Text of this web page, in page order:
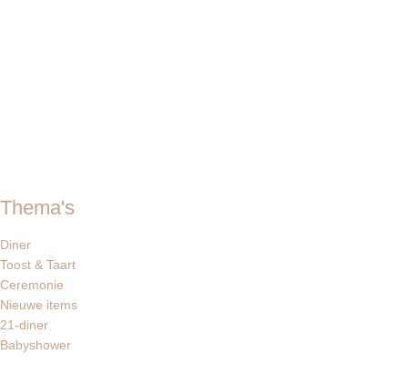
Thema's
Diner
Toost & Taart
Ceremonie
Nieuwe items
21-diner
Babyshower